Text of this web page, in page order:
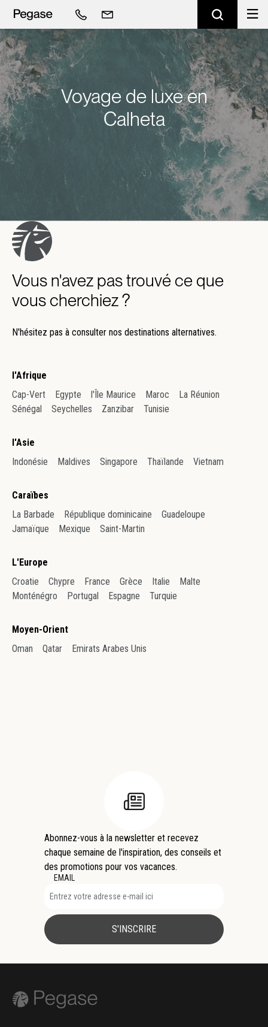
Voyage de luxe en
Calheta
Vous n'avez pas trouvé ce que
vous cherchiez ?
N'hésitez pas à consulter nos destinations alternatives.
l'Afrique
Cap-Vert
Egypte l'Île Maurice Maroc
La Réunion
Sénégal
Seychelles Zanzibar Tunisie
l'Asie
Indonésie
Maldives Singapore Thaïlande Vietnam
Caraïbes
La Barbade
République dominicaine
Guadeloupe
Jamaïque
Mexique Saint-Martin
L'Europe
Croatie
Chypre France Grèce Italie
Malte
Monténégro
Portugal Espagne Turquie
Moyen-Orient
Oman
Qatar Emirats Arabes Unis
Abonnez-vous à la newsletter et recevez
chaque semaine de l'inspiration, des conseils et
des promotions pour vos vacances.
EMAIL
S'INSCRIRE